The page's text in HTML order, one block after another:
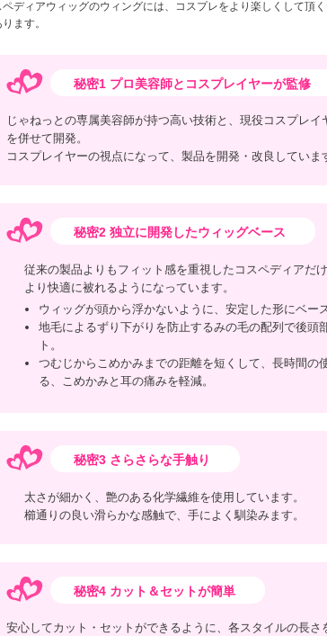
ペディアウィッグのウィングには、コスプレをより楽しくして頂
ます。
秘密1 プロ美容師とコスプレイヤーが監修
じゃねっとの専属美容師が持つ高い技術と、現役コスプレイ
を併せて開発。
コスプレイヤーの視点になって、製品を開発・改良していま
秘密2 独立に開発したウィッグベース
従来の製品よりもフィット感を重視したコスペディアだけ
より快適に被れるようになっています。
ウィッグが頭から浮かないように、安定した形にベー
地毛によるずり下がりを防止するみの毛の配列で後頭
ト。
つむじからこめかみまでの距離を短くして、長時間の
る、こめかみと耳の痛みを軽減。
秘密3 さらさらな手触り
太さが細かく、艶のある化学繊維を使用しています。
櫛通りの良い滑らかな感触で、手によく馴染みます。
秘密4 カット＆セットが簡単
安心してカット・セットができるように、各スタイルの長さ